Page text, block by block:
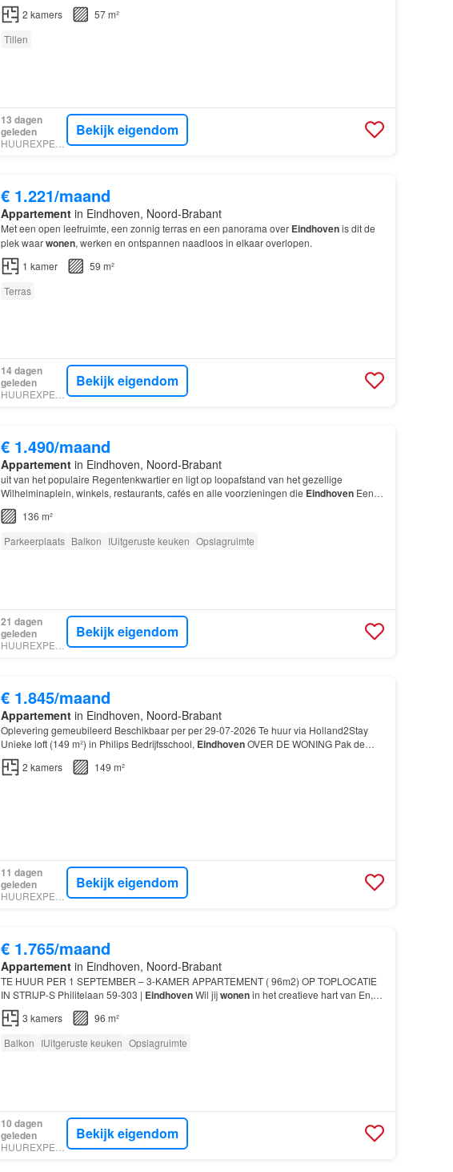
2 kamers
57 m²
Tillen
13 dagen
geleden
Bekijk eigendom
€ 1.221/maand
Appartementin Eindhoven, Noord-Brabant
Met een open leefruimte, een zonnig terras en een panorama over Eindhovenis dit de
plek waarwonen, werken en ontspannen naadloos in elkaar overlopen.
1 kamer
59 m²
Terras
14 dagen
geleden
Bekijk eigendom
€ 1.490/maand
Appartementin Eindhoven, Noord-Brabant
uit van het populaire Regentenkwartier en ligt op loopafstand van het gezellige
Wilhelminaplein, winkels, restaurants, cafés en alle voorzieningen die EindhovenEen
ideale woning voor wie comfortabel en centraal wil
136 m²
Parkeerplaats Balkon IUitgeruste keuken Opslagruimte
21 dagen
geleden
Bekijk eigendom
€ 1.845/maand
Appartementin Eindhoven, Noord-Brabant
Oplevering gemeubileerd Beschikbaar per per 29-07-2026 Te huur via Holland2Stay
Unieke loft (149 m²) in Philips Bedrijfsschool, EindhovenOVER DE WONING Pak de
kans om in een monumentaal pand te
2 kamers 149 m²
11 dagen
geleden
Bekijk eigendom
€ 1.765/maand
Appartementin Eindhoven, Noord-Brabant
TE HUUR PER 1 SEPTEMBER – 3-KAMER APPARTEMENT ( 96m2) OP TOPLOCATIE
IN STRIJP-S Philitelaan 59-303 | EindhovenWil jijwonenin het creatieve hart van En,
geloof ons, hier wíl je gewoon
3 kamers
96 m²
Balkon IUitgeruste keuken Opslagruimte
10 dagen
geleden
Bekijk eigendom